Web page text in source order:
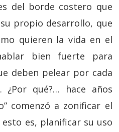
del borde costero que
propio desarrollo, que
quieren la vida en el
bien fuerte para
deben pelear por cada
¿Por qué?… hace años
comenzó a zonificar el
es, planificar su uso